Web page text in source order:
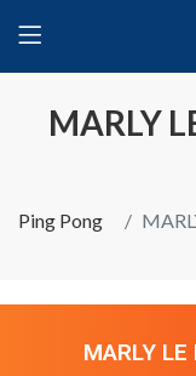
MARLY
Ping Pong
MARLY LE